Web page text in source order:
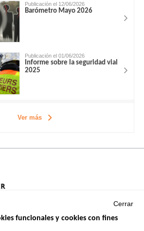
Publicación el 12/06/2026
Barómetro Mayo 2026
Publicación el 01/06/2026
Informe sobre la seguridad vial
2025
Ver más
Cerrar
funcionales y cookies con fines